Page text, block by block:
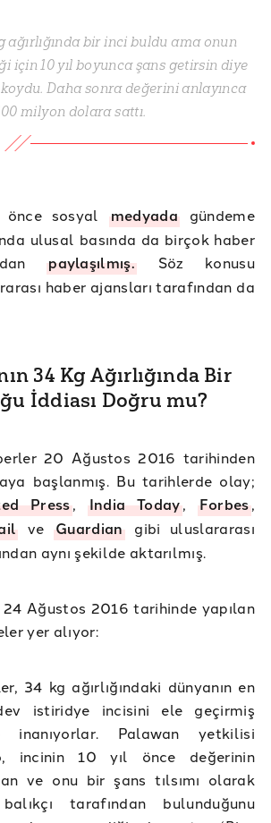
ağırlığında bir inci buldu ama onun
için 10 yıl boyunca şans getirsin diye
koydu. Daha sonra değerini anlayınca
milyon dolara sattı.
önce sosyal medyadagündeme
ulusal basında da birçok haber
paylaşılmış. Söz konusu
haber ajansları tarafından da
34 Kg Ağırlığında Bir
İddiası Doğru mu?
20 Ağustos 2016 tarihinden
başlanmış. Bu tarihlerde olay;
Press, India Today, Forbes,
veGuardiangibi uluslararası
aynı şekilde aktarılmış.
24 Ağustos 2016 tarihinde yapılan
yer alıyor:
34 kg ağırlığındaki dünyanın en
istiridye incisini ele geçirmiş
inanıyorlar. Palawan yetkilisi
incinin 10 yıl önce değerinin
ve onu bir şans tılsımı olarak
tarafından bulunduğunu